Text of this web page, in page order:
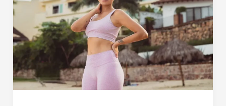
sport
après
un
accouchement